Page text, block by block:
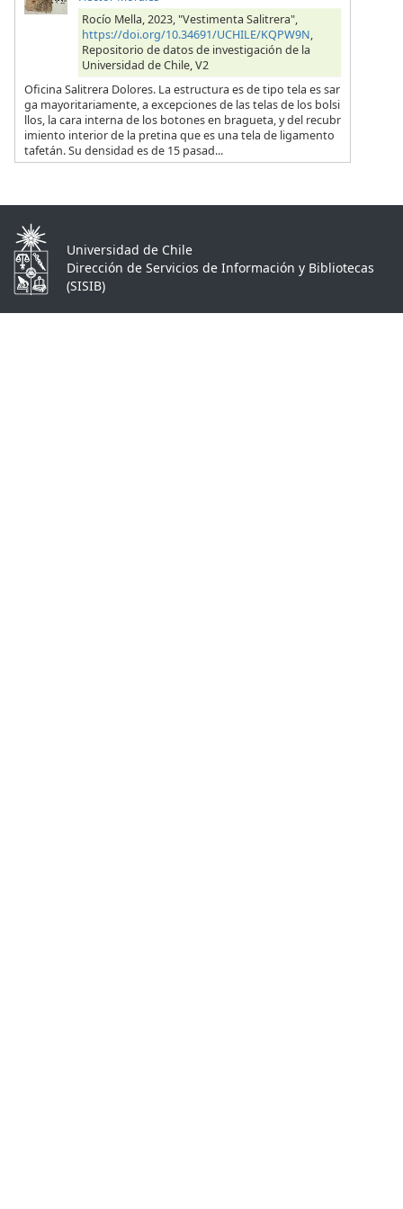
Rocío Mella, 2023, "Vestimenta Salitrera",
https://doi.org/10.34691/UCHILE/KQPW9N,
Repositorio de datos de investigación de la
Universidad de Chile, V2
Oficina Salitrera Dolores. La estructura es de tipo tela es sar
ga mayoritariamente, a excepciones de las telas de los bolsi
llos, la cara interna de los botones en bragueta, y del recubr
imiento interior de la pretina que es una tela de ligamento
tafetán. Su densidad es de 15 pasad...
Universidad de Chile
Dirección de Servicios de Información y Bibliotecas
(SISIB)